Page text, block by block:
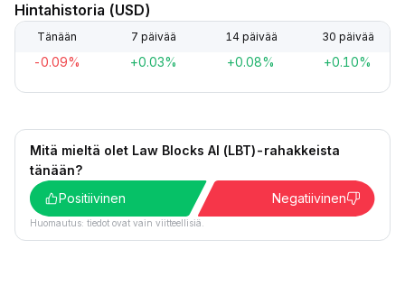
Hintahistoria (USD)
Tänään 7 päivää 14 päivää 30 päivää
-0.09% +0.03% +0.08% +0.10%
Mitä mieltä olet Law Blocks AI (LBT)-rahakkeista
tänään?
Positiivinen
Negatiivinen
Huomautus: tiedot ovat vain viitteellisiä.